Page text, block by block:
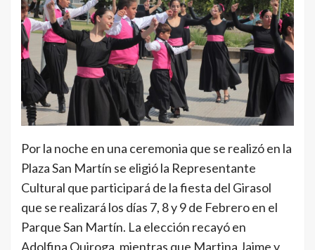
Por la noche en una ceremonia que se realizó en la
Plaza San Martín se eligió la Representante
Cultural que participará de la fiesta del Girasol
que se realizará los días 7, 8 y 9 de Febrero en el
Parque San Martín. La elección recayó en
Adolfina Quiroga, mientras que Martina Jaime y